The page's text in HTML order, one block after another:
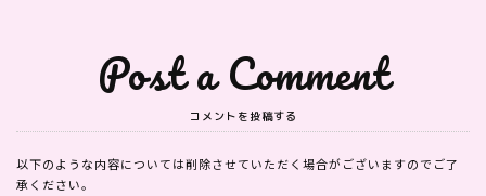
Post a Comment
コメントを投稿する
以下のような内容については削除させていただく場合がございますのでご了
承ください。